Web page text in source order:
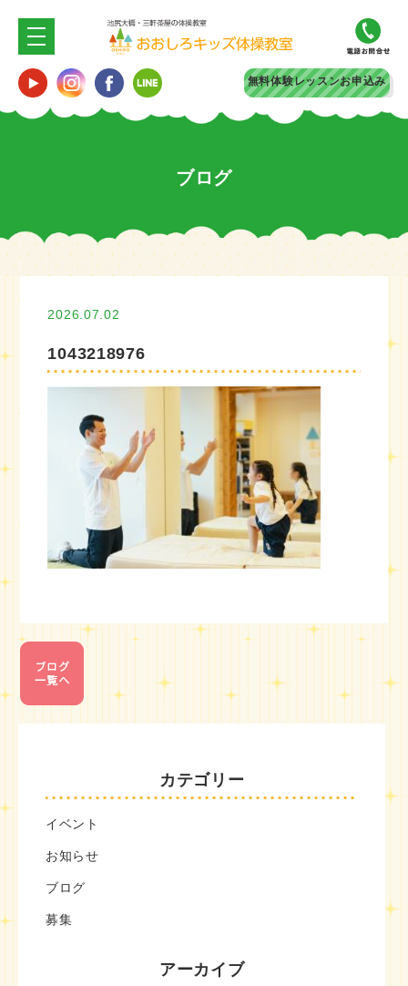
無料体験レッスンお申込み
ブログ
カテゴリー
イベント
お知らせ
ブログ
募集
アーカイブ
2026.07.02
1043218976